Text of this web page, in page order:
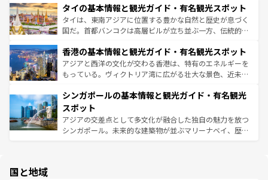
わってみてほしい。 なお、新着の韓国情報はコンテンツ一
覧 を参照してほしい。
急速な発展と共に伝統が息づく。ハノイの古い町並みやホ
ーチミン市のフランス統治時代の建物も、独特の雰囲気を
醸し出している。また、バラエティの豊かさとおいしさで
とつ。フォーやバインミー、ベトナムコーヒーなどは、ぜ
ひ現地で味わいたい。どの地域を訪れてもあたたかい人々
が旅行者を迎えてくれるので、きっと忘れられない旅にな
参照してほしい。
タイの基本情報と観光ガイド・有名観光スポット
タイは、東南アジアに位置する豊かな自然と歴史が息づく
国だ。首都バンコクは高層ビルが立ち並ぶ一方、伝統的な
の活気が交差している。北部ではチェンマイなどの山岳地
帯で自然と触れ合い、南部ではプーケットやクラビの美し
いビーチでリゾート気分を楽しむことができる。タイ料理
激する。気候は一年中温暖で、どの季節にも異なる楽しみ
が待っている。親しみやすいタイの人々、仏教を中心とし
た文化、そして多様な観光資源が、訪れる旅人を魅了し続
ける。 なお、新着のタイ情報はコンテンツ一覧を参照して
香港の基本情報と観光ガイド・有名観光スポット
アジアと西洋の文化が交わる香港は、特有のエネルギーを
もっている。ヴィクトリア湾に広がる壮大な景色、近未来
み、どこを訪れても感動するはず。観光スポットが密集し
ており、効率よく見どころを回れるのも魅力。息をのむよ
うな絶景から文化的な体験まで、香港を存分に楽しみ尽く
そう。 なお、新着の香港情報はコンテンツ一覧を参照して
シンガポールの基本情報と観光ガイド・有名観光
スポット
アジアの交差点として多文化が融合した独自の魅力を放つ
シンガポール。未来的な建築物が並ぶマリーナベイ、歴史
国と地域